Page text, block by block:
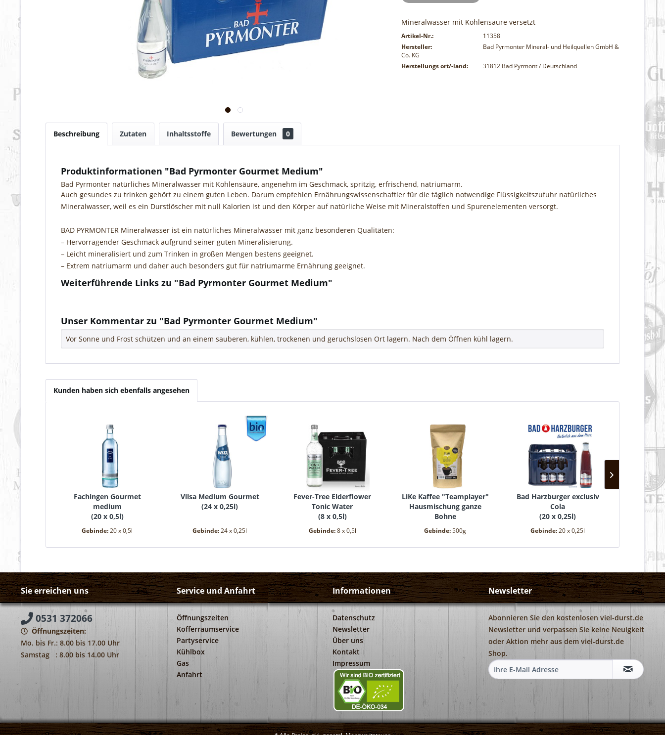
Mineralwasser mit Kohlensäure versetzt
Artikel-Nr.:
11358
Hersteller:
Bad Pyrmonter Mineral- und Heilquellen GmbH &
Co. KG
Herstellungs ort/-land:
31812 Bad Pyrmont / Deutschland
Beschreibung Zutaten Inhaltsstoffe Bewertungen 0
Produktinformationen "Bad Pyrmonter Gourmet Medium"
Bad Pyrmonter natürliches Mineralwasser mit Kohlensäure, angenehm im Geschmack, spritzig, erfrischend, natriumarm.
Auch gesundes zu trinken gehört zu einem guten Leben. Darum empfehlen Ernährungswissenschaftler für die täglich notwendige Flüssigkeitszufuhr natürliches
Mineralwasser, weil es ein Durstlöscher mit null Kalorien ist und den Körper auf natürliche Weise mit Mineralstoffen und Spurenelementen versorgt.
BAD PYRMONTER Mineralwasser ist ein natürliches Mineralwasser mit ganz besonderen Qualitäten:
– Hervorragender Geschmack aufgrund seiner guten Mineralisierung.
– Leicht mineralisiert und zum Trinken in großen Mengen bestens geeignet.
– Extrem natriumarm und daher auch besonders gut für natriumarme Ernährung geeignet.
Weiterführende Links zu "Bad Pyrmonter Gourmet Medium"
Unser Kommentar zu "Bad Pyrmonter Gourmet Medium"
Vor Sonne und Frost schützen und an einem sauberen, kühlen, trockenen und geruchslosen Ort lagern. Nach dem Öffnen kühl lagern.
Kunden haben sich ebenfalls angesehen
Fachingen Gourmet
medium
(20 x 0,5l)
Gebinde:20 x 0,5l
Vilsa Medium Gourmet
(24 x 0,25l)
Gebinde:24 x 0,25l
Fever-Tree Elderflower
Tonic Water
(8 x 0,5l)
Gebinde:8 x 0,5l
LiKe Kaffee "Teamplayer"
Hausmischung ganze
Bohne
(500g)
Gebinde:500g
Bad Harzburger exclusiv
Cola
(20 x 0,25l)
Gebinde:20 x 0,25l
afri
(
Sie erreichen uns
0531 372066
Öffnungszeiten:
Mo. bis Fr.: 8.00 bis 17.00 Uhr
Samstag : 8.00 bis 14.00 Uhr
Service und Anfahrt
Öffnungszeiten
Kofferraumservice
Partyservice
Kühlbox
Gas
Anfahrt
Informationen
Datenschutz
Newsletter
Über uns
Kontakt
Impressum
Newsletter
Abonnieren Sie den kostenlosen viel-durst.de
Newsletter und verpassen Sie keine Neuigkeit
oder Aktion mehr aus dem viel-durst.de
Shop.